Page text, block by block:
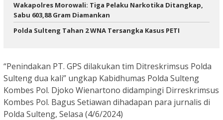
Wakapolres Morowali: Tiga Pelaku Narkotika Ditangkap,
Sabu 603,88 Gram Diamankan
Polda Sulteng Tahan 2 WNA Tersangka Kasus PETI
“Penindakan PT. GPS dilakukan tim Ditreskrimsus Polda
Sulteng dua kali” ungkap Kabidhumas Polda Sulteng
Kombes Pol. Djoko Wienartono didampingi Dirreskrimsus
Kombes Pol. Bagus Setiawan dihadapan para jurnalis di
Polda Sulteng, Selasa (4/6/2024)